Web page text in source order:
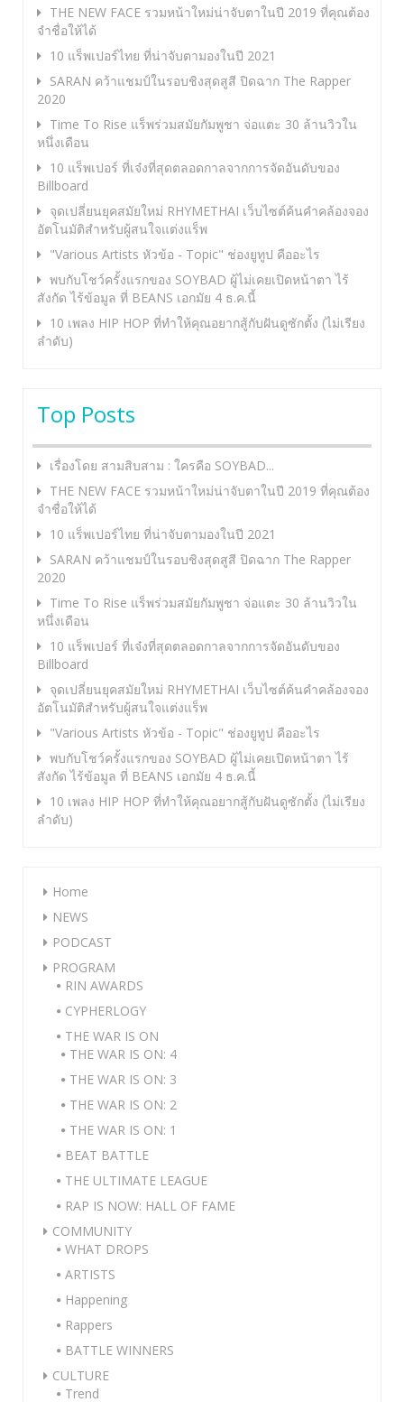
THE NEW FACE รวมหน้าใหม่น่าจับตาในปี 2019 ที่คุณต้อง
จำชื่อให้ได้
10 แร็พเปอร์ไทย ที่น่าจับตามองในปี 2021
SARAN คว้าแชมป์ในรอบชิงสุดสูสี ปิดฉาก The Rapper
2020
Time To Rise แร็พร่วมสมัยกัมพูชา จ่อแตะ 30 ล้านวิวใน
หนึ่งเดือน
10 แร็พเปอร์ ที่เจ๋งที่สุดตลอดกาลจากการจัดอันดับของ
Billboard
จุดเปลี่ยนยุคสมัยใหม่ RHYMETHAI เว็บไซต์ค้นคำคล้องจอง
อัตโนมัติสำหรับผู้สนใจแต่งแร็พ
"Various Artists หัวข้อ - Topic" ช่องยูทูป คืออะไร
พบกับโชว์ครั้งแรกของ SOYBAD ผู้ไม่เคยเปิดหน้าตา ไร้
สังกัด ไร้ข้อมูล ที่ BEANS เอกมัย 4 ธ.ค.นี้
10 เพลง HIP HOP ที่ทำให้คุณอยากสู้กับฝันดูซักตั้ง (ไม่เรียง
ลำดับ)
Top Posts
เรื่องโดย สามสิบสาม : ใครคือ SOYBAD...
THE NEW FACE รวมหน้าใหม่น่าจับตาในปี 2019 ที่คุณต้อง
จำชื่อให้ได้
10 แร็พเปอร์ไทย ที่น่าจับตามองในปี 2021
SARAN คว้าแชมป์ในรอบชิงสุดสูสี ปิดฉาก The Rapper
2020
Time To Rise แร็พร่วมสมัยกัมพูชา จ่อแตะ 30 ล้านวิวใน
หนึ่งเดือน
10 แร็พเปอร์ ที่เจ๋งที่สุดตลอดกาลจากการจัดอันดับของ
Billboard
จุดเปลี่ยนยุคสมัยใหม่ RHYMETHAI เว็บไซต์ค้นคำคล้องจอง
อัตโนมัติสำหรับผู้สนใจแต่งแร็พ
"Various Artists หัวข้อ - Topic" ช่องยูทูป คืออะไร
พบกับโชว์ครั้งแรกของ SOYBAD ผู้ไม่เคยเปิดหน้าตา ไร้
สังกัด ไร้ข้อมูล ที่ BEANS เอกมัย 4 ธ.ค.นี้
10 เพลง HIP HOP ที่ทำให้คุณอยากสู้กับฝันดูซักตั้ง (ไม่เรียง
ลำดับ)
Home
NEWS
PODCAST
PROGRAM
RIN AWARDS
CYPHERLOGY
THE WAR IS ON
THE WAR IS ON: 4
THE WAR IS ON: 3
THE WAR IS ON: 2
THE WAR IS ON: 1
BEAT BATTLE
THE ULTIMATE LEAGUE
RAP IS NOW: HALL OF FAME
COMMUNITY
WHAT DROPS
ARTISTS
Happening
Rappers
BATTLE WINNERS
CULTURE
Trend